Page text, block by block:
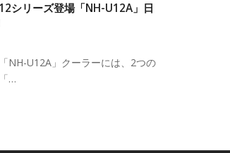
シリーズ登場「NH-U12A」日
NH-U12A」クーラーには、2つの
…